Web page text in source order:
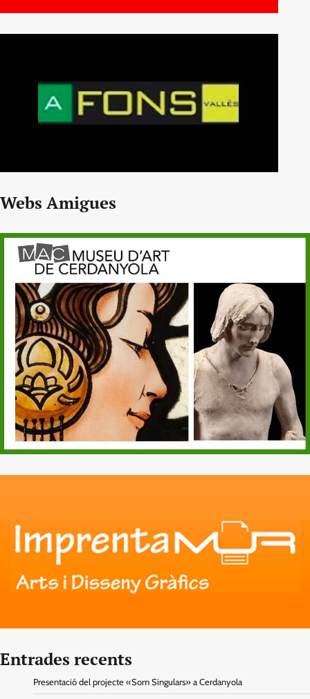
Webs Amigues
Entrades recents
Presentació del projecte «Som Singulars» a Cerdanyola